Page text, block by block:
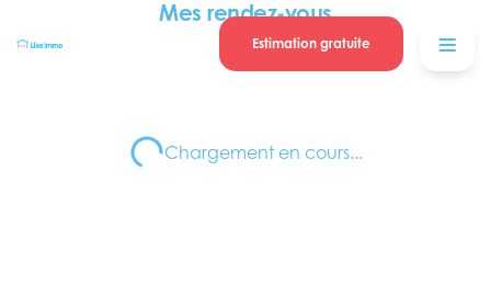
Estimation gratuite
Mes rendez-vous
Chargement en cours...